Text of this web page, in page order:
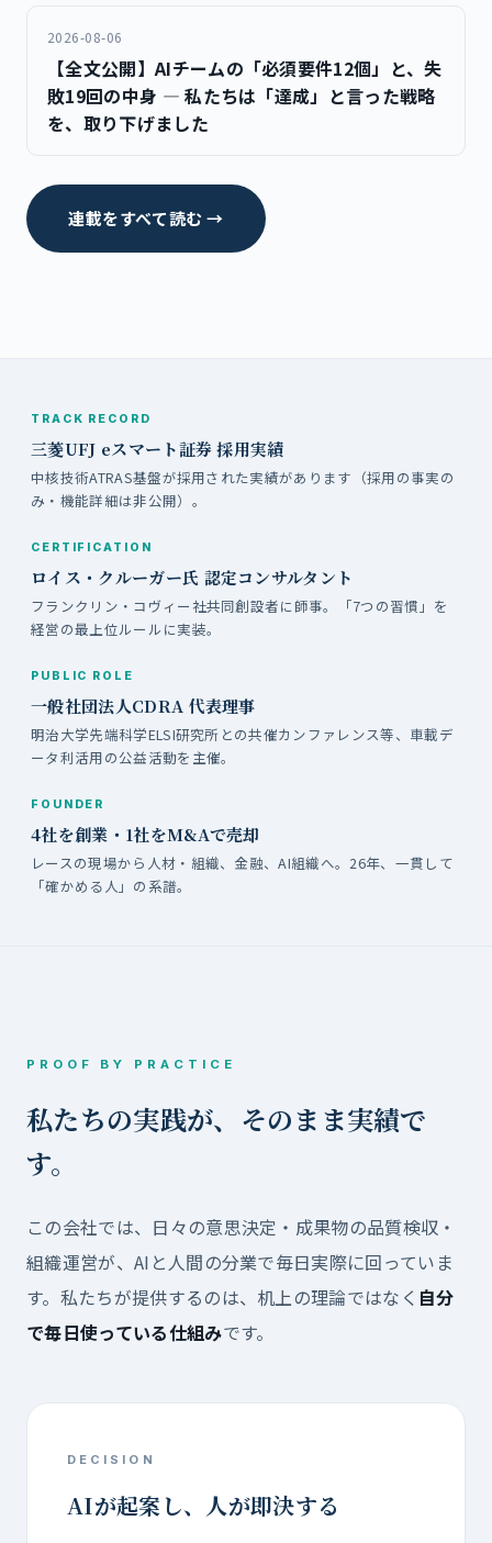
2026-08-06
【全文公開】AIチームの「必須要件12個」と、失
敗19回の中身 ― 私たちは「達成」と言った戦略
を、取り下げました
連載をすべて読む →
TRACK RECORD
三菱UFJ eスマート証券 採用実績
中核技術ATRAS基盤が採用された実績があります（採用の事実の
み・機能詳細は非公開）。
CERTIFICATION
ロイス・クルーガー氏 認定コンサルタント
フランクリン・コヴィー社共同創設者に師事。「7つの習慣」を
経営の最上位ルールに実装。
PUBLIC ROLE
一般社団法人CDRA 代表理事
明治大学先端科学ELSI研究所との共催カンファレンス等、車載デ
ータ利活用の公益活動を主催。
FOUNDER
4社を創業・1社をM&Aで売却
レースの現場から人材・組織、金融、AI組織へ。26年、一貫して
「確かめる人」の系譜。
PROOF BY PRACTICE
私たちの実践が、そのまま実績で
す。
この会社では、日々の意思決定・成果物の品質検収・
組織運営が、AIと人間の分業で毎日実際に回っていま
す。私たちが提供するのは、机上の理論ではなく 自分
で毎日使っている仕組みです。
DECISION
AIが起案し、人が即決する